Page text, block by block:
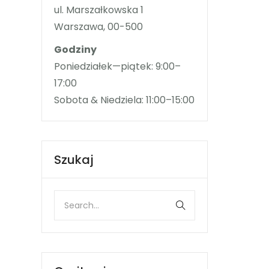
ul. Marszałkowska 1
Warszawa, 00-500
Godziny
Poniedziałek—piątek: 9:00–
17:00
Sobota & Niedziela: 11:00–15:00
Szukaj